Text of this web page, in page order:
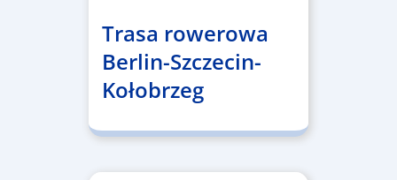
Trasa rowerowa
Berlin-Szczecin-
Kołobrzeg